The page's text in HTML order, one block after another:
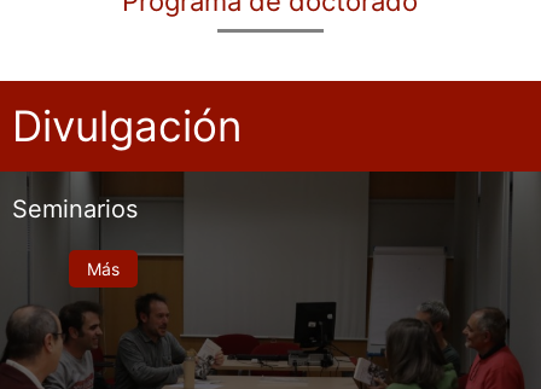
Divulgación
Seminarios
Más